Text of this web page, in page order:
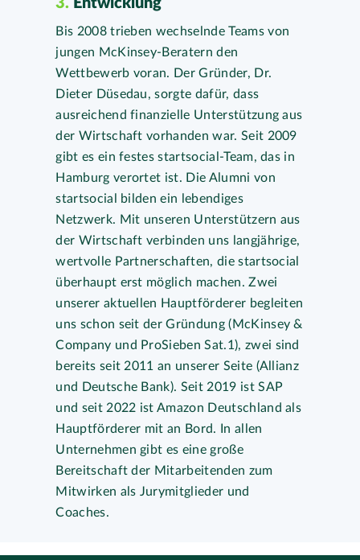
3. Entwicklung
Bis 2008 trieben wechselnde Teams von
jungen McKinsey-Beratern den
Wettbewerb voran. Der Gründer, Dr.
Dieter Düsedau, sorgte dafür, dass
ausreichend finanzielle Unterstützung aus
der Wirtschaft vorhanden war. Seit 2009
gibt es ein festes startsocial-Team, das in
Hamburg verortet ist. Die Alumni von
startsocial bilden ein lebendiges
Netzwerk. Mit unseren Unterstützern aus
der Wirtschaft verbinden uns langjährige,
wertvolle Partnerschaften, die startsocial
überhaupt erst möglich machen. Zwei
unserer aktuellen Hauptförderer begleiten
uns schon seit der Gründung (McKinsey &
Company und ProSieben Sat.1), zwei sind
bereits seit 2011 an unserer Seite (Allianz
und Deutsche Bank). Seit 2019 ist SAP
und seit 2022 ist Amazon Deutschland als
Hauptförderer mit an Bord. In allen
Unternehmen gibt es eine große
Bereitschaft der Mitarbeitenden zum
Mitwirken als Jurymitglieder und
Coaches.